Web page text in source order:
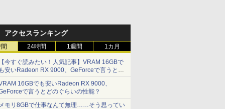
アクセスランキング
24時間 1週間 1カ月
今すぐ読みたい！人気記事】VRAM 16GBで
安いRadeon RX 9000、GeForceで言うとど
ぐらいの性能？ - PC Watch
16GBでも安いRadeon RX 9000、
で言うとどのぐらいの性能？
モリ8GBで仕事なんて無理……そう思ってい